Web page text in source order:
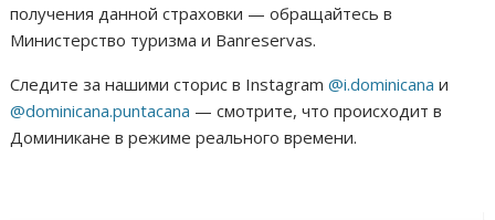
получения данной страховки — обращайтесь в
Министерство туризма и Banreservas.
Следите за нашими сторис в Instagram@i.dominicana и
@dominicana.puntacana — смотрите, что происходит в
Доминикане в режиме реального времени.